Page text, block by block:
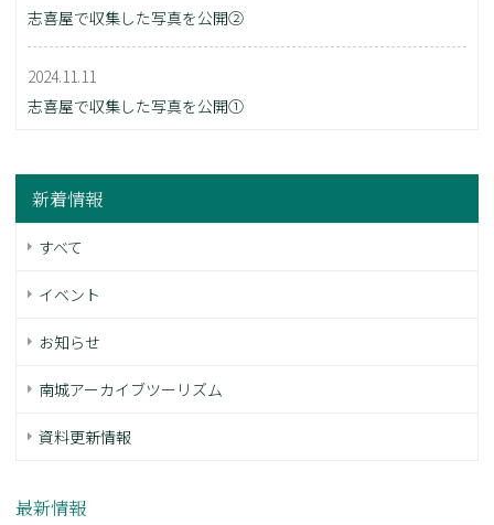
志喜屋で収集した写真を公開②
2024.11.11
志喜屋で収集した写真を公開①
新着情報
すべて
イベント
お知らせ
南城アーカイブツーリズム
資料更新情報
最新情報